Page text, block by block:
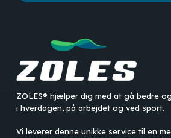
ZOLES® hjælper dig med at gå bedre
i hverdagen, på arbejdet og ved sport.
Vi leverer denne unikke service til en